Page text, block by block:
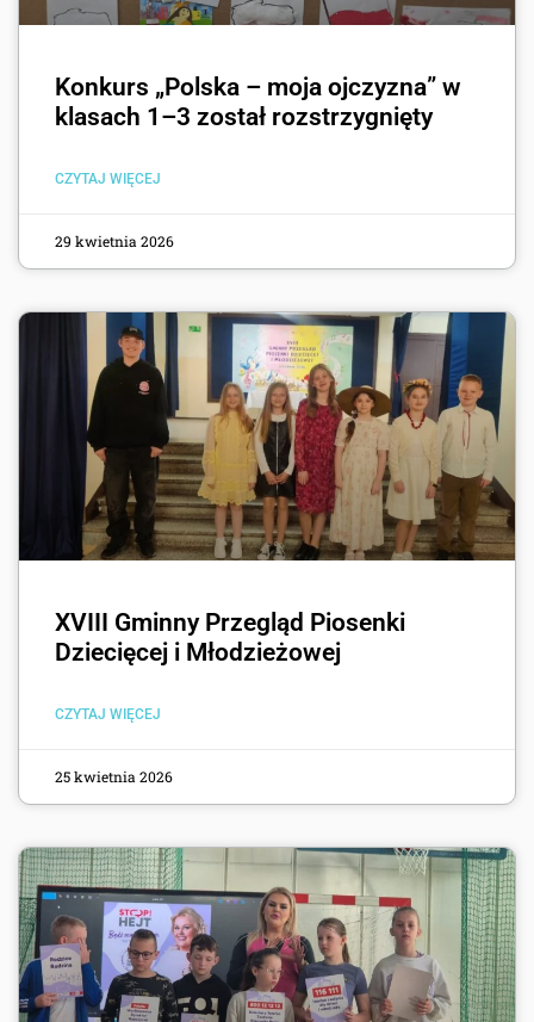
Konkurs „Polska – moja ojczyzna” w
klasach 1–3 został rozstrzygnięty
CZYTAJ WIĘCEJ
29 kwietnia 2026
XVIII Gminny Przegląd Piosenki
Dziecięcej i Młodzieżowej
CZYTAJ WIĘCEJ
25 kwietnia 2026